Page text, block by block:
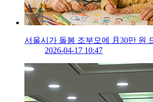
서울시가 돌봄 조부모에 月30만 원
2026-04-17 10:47